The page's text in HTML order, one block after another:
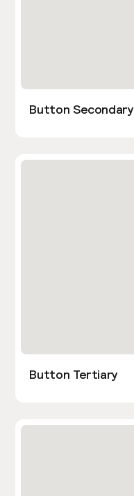
Button Secondary
Button Tertiary